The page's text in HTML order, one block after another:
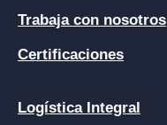
Trabaja con nosotros
Certificaciones
Logística Integral